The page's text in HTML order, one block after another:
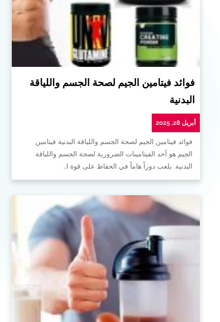
فوائد فيتامين الجيم لصحة الجسم واللياقة
البدنية
أبريل 28, 2025
فوائد فيتامين الجيم لصحة الجسم واللياقة البدنية فيتامين
الجيم هو أحد الفيتامينات الضرورية لصحة الجسم واللياقة
البدنية. يلعب دوراً هاماً في الحفاظ على قوة ا…